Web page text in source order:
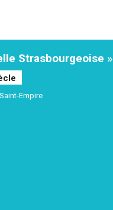
Strasbourgeoise »
Empire